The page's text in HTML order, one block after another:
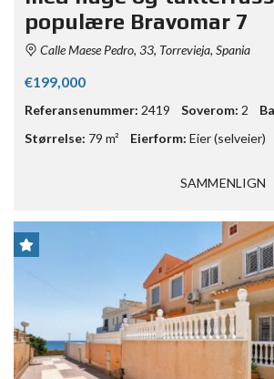
populære Bravomar 7
Calle Maese Pedro, 33, Torrevieja, Spania
€199,000
Referansenummer: 2419 Soverom: 2
Størrelse: 79 m² Eierform: Eier (selveier)
SAMMENLIGN